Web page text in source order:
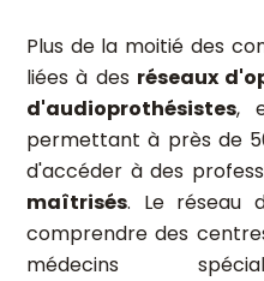
Plus de la moitié des
liées à des réseaux
d'audioprothésistes,
permettant à près de
d'accéder à des
maîtrisés. Le réseau
comprendre des
médecins